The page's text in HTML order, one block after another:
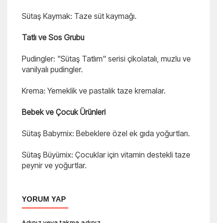
Sütaş Kaymak: Taze süt kaymağı.
Tatlı ve Sos Grubu
Pudingler: "Sütaş Tatlım" serisi çikolatalı, muzlu ve
vanilyalı pudingler.
Krema: Yemeklik ve pastalık taze kremalar.
Bebek ve Çocuk Ürünleri
Sütaş Babymix: Bebeklere özel ek gıda yoğurtları.
Sütaş Büyümix: Çocuklar için vitamin destekli taze
peynir ve yoğurtlar.
YORUM YAP